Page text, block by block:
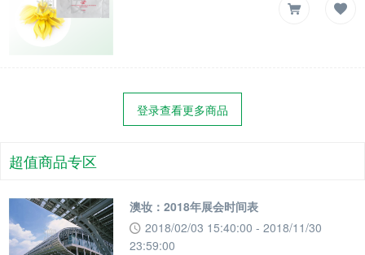
登录查看更多商品
超值商品专区
澳妆：2018年展会时间表
2018/02/03 15:40:00 - 2018/11/30
23:59:00